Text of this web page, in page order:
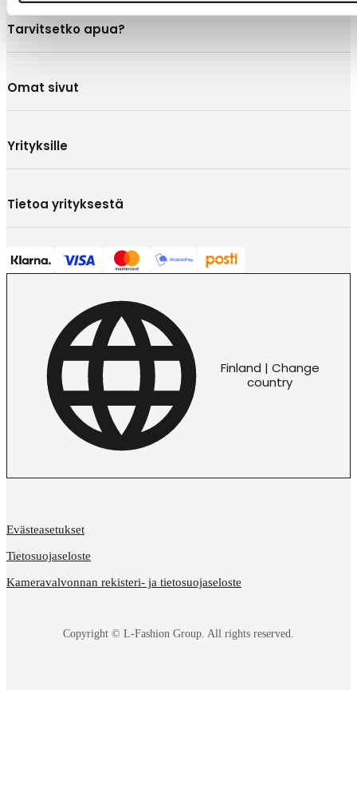
Tarvitsetko apua?
Omat sivut
Yrityksille
Tietoa yrityksestä
Finland | Change
country
Copyright © L-Fashion Group. All rights reserved.
Evästeasetukset
Tietosuojaseloste
Kameravalvonnan rekisteri- ja tietosuojaseloste